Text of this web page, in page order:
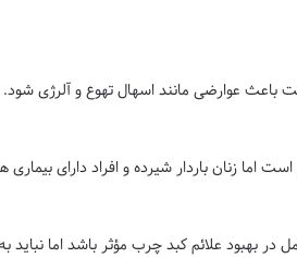
باعث عوارضی مانند اسهال تهوع و آلرژی
اما زنان باردار شیرده و افراد دارای
در بهبود علائم کبد چرب مؤثر باشد اما نباید